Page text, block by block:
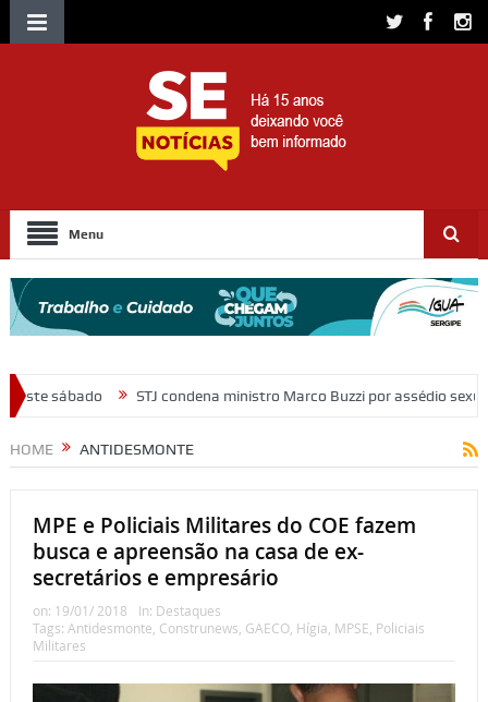
Menu
condena ministro Marco Buzzi por assédio sexual e importunação
HOME ANTIDESMONTE
MPE e Policiais Militares do COE fazem
busca e apreensão na casa de ex-
secretários e empresário
on: 19/01/ 2018 In: Destaques
Tags: Antidesmonte, Construnews, GAECO, Hígia, MPSE, Policiais
Militares